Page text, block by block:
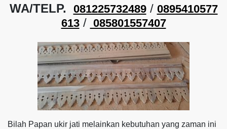
WA/TELP. 081225732489/ 0895410577
613/ 085801557407
Bilah Papan ukir jati melainkan kebutuhan yang zaman ini